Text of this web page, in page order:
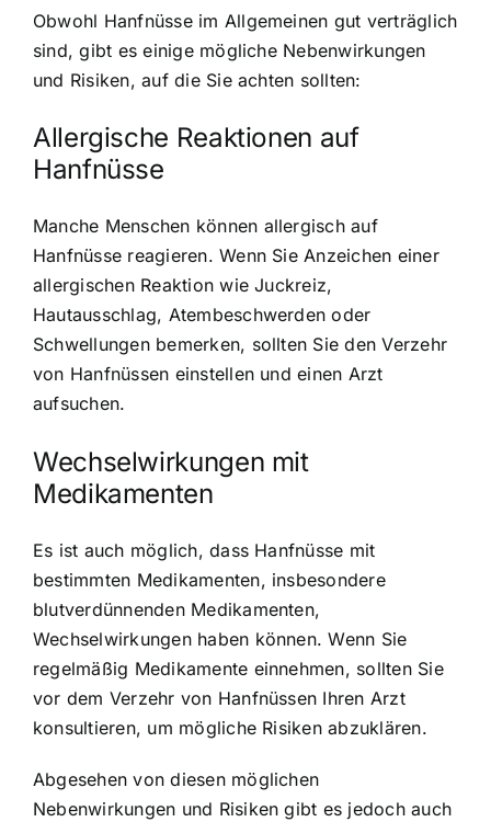
Obwohl Hanfnüsse im Allgemeinen gut verträglich
sind, gibt es einige mögliche Nebenwirkungen
und Risiken, auf die Sie achten sollten:
Allergische Reaktionen auf
Hanfnüsse
Manche Menschen können allergisch auf
Hanfnüsse reagieren. Wenn Sie Anzeichen einer
allergischen Reaktion wie Juckreiz,
Hautausschlag, Atembeschwerden oder
Schwellungen bemerken, sollten Sie den Verzehr
von Hanfnüssen einstellen und einen Arzt
aufsuchen.
Wechselwirkungen mit
Medikamenten
Es ist auch möglich, dass Hanfnüsse mit
bestimmten Medikamenten, insbesondere
blutverdünnenden Medikamenten,
Wechselwirkungen haben können. Wenn Sie
regelmäßig Medikamente einnehmen, sollten Sie
vor dem Verzehr von Hanfnüssen Ihren Arzt
konsultieren, um mögliche Risiken abzuklären.
Abgesehen von diesen möglichen
Nebenwirkungen und Risiken gibt es jedoch auch